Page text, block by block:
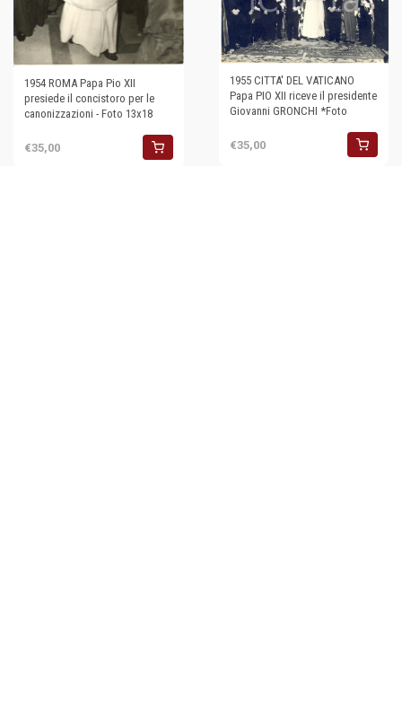
1954 ROMA Papa Pio XII
presiede il concistoro per le
canonizzazioni - Foto 13x18
€35,00
1955 CITTA' DEL VATICANO
Papa PIO XII riceve il presidente
Giovanni GRONCHI *Foto
€35,00